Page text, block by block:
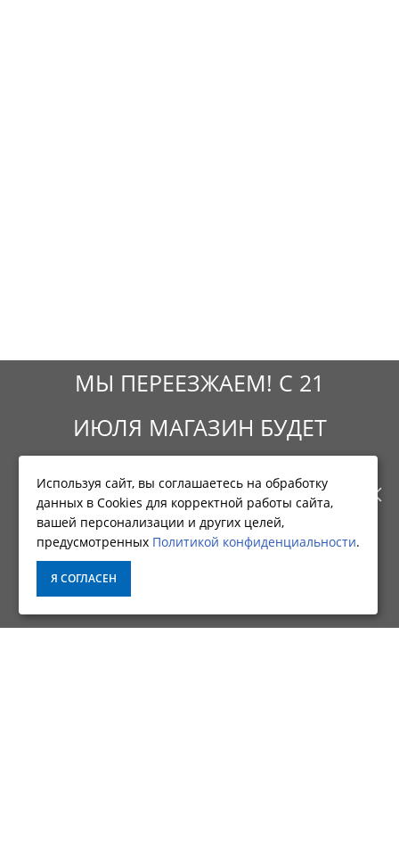
МЫ ПЕРЕЕЗЖАЕМ! С 21
ИЮЛЯ МАГАЗИН БУДЕТ
РАБОТАТЬ ПО НОВОМУ
АДРЕСУ. ПОДРОБНАЯ
ИНФОРМАЦИЯ О ПЕРЕЕЗДЕ
Фирменный магазин CNP
ИНФОРМАЦИЯ
О КОМПАНИИ
ДОСТАВКА
Используя сайт, вы соглашаетесь на обработку
данных в Cookies для корректной работы сайта,
вашей персонализации и других целей,
предусмотренных Политикой конфиденциальности.
Я СОГЛАСЕН